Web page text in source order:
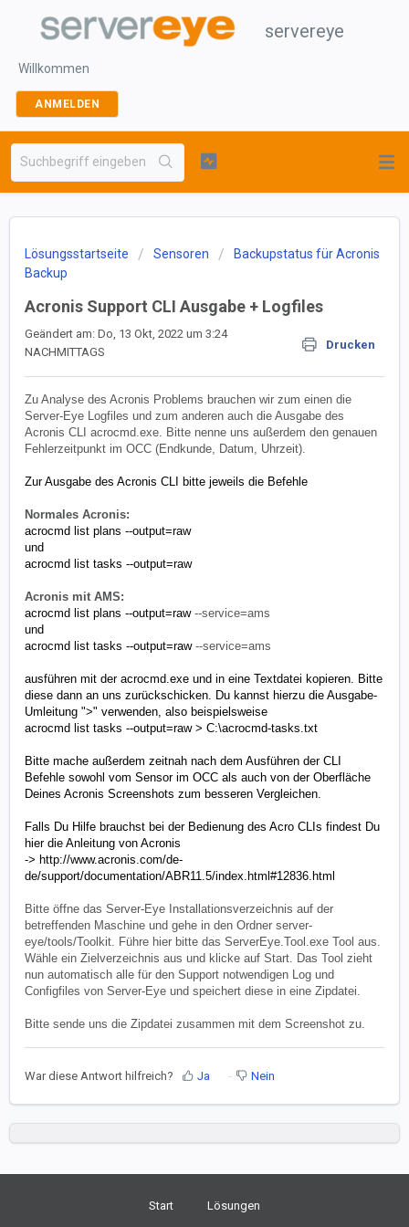
servereye
Willkommen
ANMELDEN
Lösungsstartseite Sensoren
Backupstatus für Acronis
Backup
Acronis Support CLI Ausgabe + Logfiles
Drucken
Geändert am: Do, 13 Okt, 2022 um 3:24
NACHMITTAGS
Zu Analyse des Acronis Problems brauchen wir zum einen die
Server-Eye Logfiles und zum anderen auch die Ausgabe des
Acronis CLI acrocmd.exe. Bitte nenne uns außerdem den genauen
Fehlerzeitpunkt im OCC (Endkunde, Datum, Uhrzeit).
Zur Ausgabe des Acronis CLI bitte jeweils die Befehle
Normales Acronis:
acrocmd list plans --output=raw
und
acrocmd list tasks --output=raw
Acronis mit AMS:
acrocmd list plans --output=raw --service=ams
und
acrocmd list tasks --output=raw --service=ams
ausführen mit der acrocmd.exe und in eine Textdatei kopieren. Bitte
diese dann an uns zurückschicken. Du kannst hierzu die Ausgabe-
Umleitung ">" verwenden, also beispielsweise
acrocmd list tasks --output=raw > C:\acrocmd-tasks.txt
Bitte mache außerdem zeitnah nach dem Ausführen der CLI
Befehle sowohl vom Sensor im OCC als auch von der Oberfläche
Deines Acronis Screenshots zum besseren Vergleichen.
Falls Du Hilfe brauchst bei der Bedienung des Acro CLIs findest Du
hier die Anleitung von Acronis
-> http://www.acronis.com/de-
de/support/documentation/ABR11.5/index.html#12836.html
Bitte öffne das Server-Eye Installationsverzeichnis auf der
betreffenden Maschine und gehe in den Ordner server-
eye/tools/Toolkit. Führe hier bitte das ServerEye.Tool.exe Tool aus.
Wähle ein Zielverzeichnis aus und klicke auf Start. Das Tool zieht
nun automatisch alle für den Support notwendigen Log und
Configfiles von Server-Eye und speichert diese in eine Zipdatei.
Bitte sende uns die Zipdatei zusammen mit dem Screenshot zu.
War diese Antwort hilfreich? Ja Nein
Start Lösungen